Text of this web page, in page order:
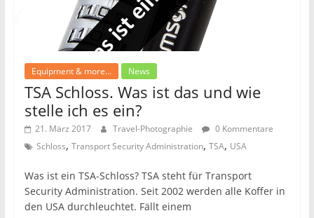
Equipment & more... News
TSA Schloss. Was ist das und wie
stelle ich es ein?
21. März 2017 Travel-Photographie
0 Kommentare
Schloss, Transport Security Administration, TSA, USA
Was ist ein TSA-Schloss? TSA steht für Transport
Security Administration. Seit 2002 werden alle Koffer in
den USA durchleuchtet. Fällt einem